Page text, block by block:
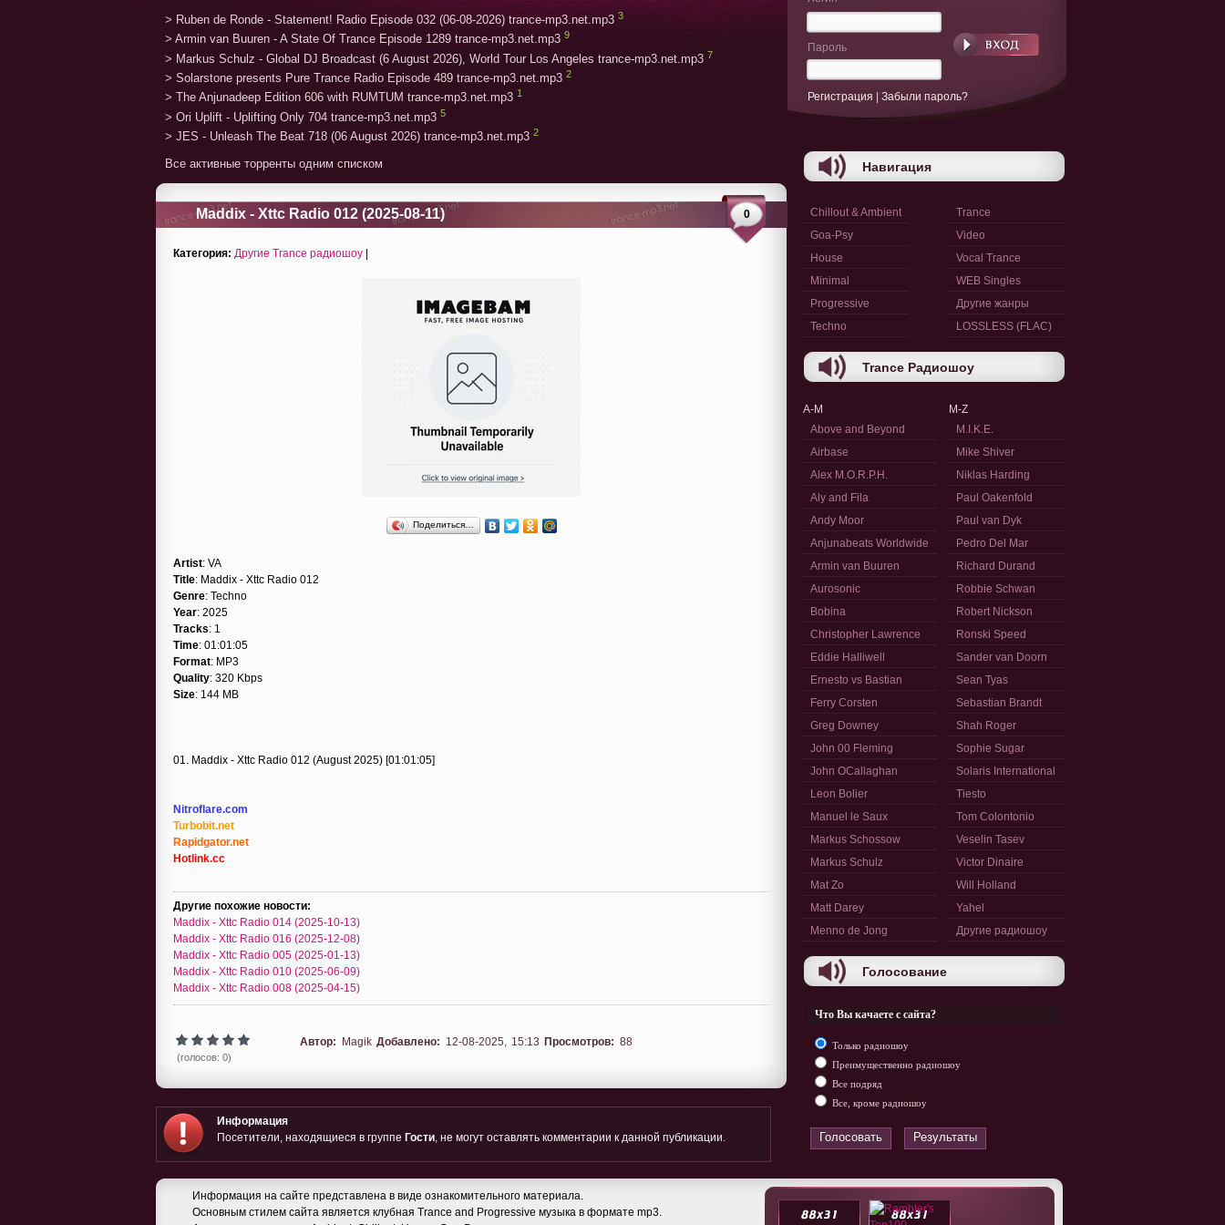
> Ruben de Ronde - Statement! Radio Episode 032 (06-08-2026) trance-mp3.net.mp3 3
> Armin van Buuren - A State Of Trance Episode 1289 trance-mp3.net.mp3 9
> Markus Schulz - Global DJ Broadcast (6 August 2026), World Tour Los Angeles trance-mp3.net.mp3 7
> Solarstone presents Pure Trance Radio Episode 489 trance-mp3.net.mp3 2
> The Anjunadeep Edition 606 with RUMTUM trance-mp3.net.mp3 1
> Ori Uplift - Uplifting Only 704 trance-mp3.net.mp3 5
> JES - Unleash The Beat 718 (06 August 2026) trance-mp3.net.mp3 2
Все активные торренты одним списком
Maddix - Xttc Radio 012 (2025-08-11) 0
Категория: Другие Trance радиошоу |
Поделиться…
Artist: VA
Title: Maddix - Xttc Radio 012
Genre: Techno
Year: 2025
Tracks: 1
Time: 01:01:05
Format: MP3
Quality: 320 Kbps
Size: 144 MB
01. Maddix - Xttc Radio 012 (August 2025) [01:01:05]
Nitroflare.com
Turbobit.net
Rapidgator.net
Hotlink.cc
Другие похожие новости:
Maddix - Xttc Radio 014 (2025-10-13)
Maddix - Xttc Radio 016 (2025-12-08)
Maddix - Xttc Radio 005 (2025-01-13)
Maddix - Xttc Radio 010 (2025-06-09)
Maddix - Xttc Radio 008 (2025-04-15)
(голосов: 0)
Автор: Magik Добавлено: 12-08-2025, 15:13 Просмотров: 88
Информация
Посетители, находящиеся в группе Гости, не могут оставлять комментарии к данной публикации.
Пароль
Регистрация Забыли пароль?
Навигация
Chillout & Ambient
Goa-Psy
House
Minimal
Progressive
Techno
Trance
Video
Vocal Trance
WEB Singles
Другие жанры
LOSSLESS (FLAC)
Trance Радиошоу
A-M
Above and Beyond
Airbase
Alex M.O.R.P.H.
Aly and Fila
Andy Moor
Anjunabeats Worldwide
Armin van Buuren
Aurosonic
Bobina
Christopher Lawrence
Eddie Halliwell
Ernesto vs Bastian
Ferry Corsten
Greg Downey
John 00 Fleming
John OCallaghan
Leon Bolier
Manuel le Saux
Markus Schossow
Markus Schulz
Mat Zo
Matt Darey
Menno de Jong
M-Z
M.I.K.E.
Mike Shiver
Niklas Harding
Paul Oakenfold
Paul van Dyk
Pedro Del Mar
Richard Durand
Robbie Schwan
Robert Nickson
Ronski Speed
Sander van Doorn
Sean Tyas
Sebastian Brandt
Shah Roger
Sophie Sugar
Solaris International
Tiesto
Tom Colontonio
Veselin Tasev
Victor Dinaire
Will Holland
Yahel
Другие радиошоу
Голосование
Что Вы качаете с сайта?
Только радиошоу
Преимущественно радиошоу
Все подряд
Все, кроме радиошоу
Голосовать Результаты
Информация на сайте представлена в виде ознакомительного материала.
Основным стилем сайта является клубная Trance and Progressive музыка в формате mp3.